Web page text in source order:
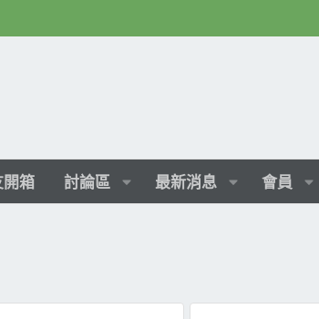
箱 討論區 最新消息 會員